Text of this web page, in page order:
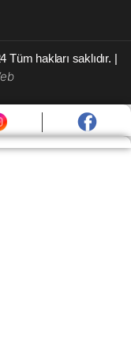
Tüm hakları saklıdır. |